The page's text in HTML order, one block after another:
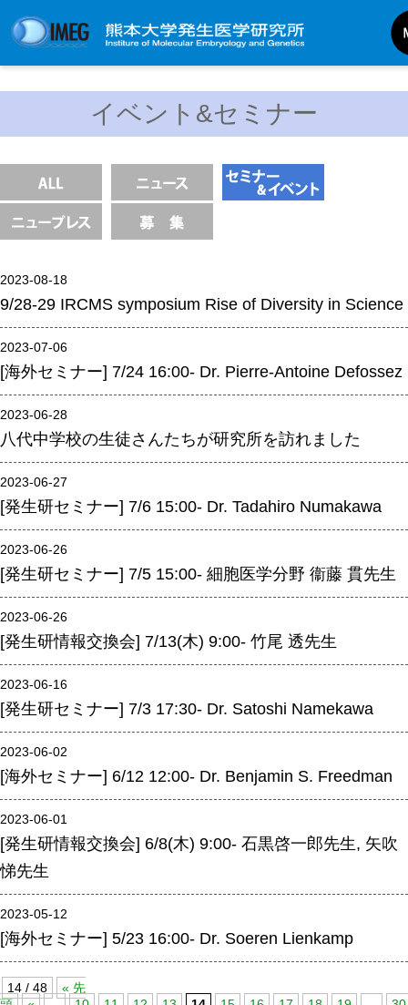
基本目標と基本方針
発生研の歴史
外部評価
パンフレット
研究不正防止対策
災害対策
男女共同参画事業
年報
研究分野紹介
細胞医学分野
損傷修復分野
多能性幹細胞分野
組織幹細胞分野
幹細胞誘導分野
胎盤発生分野
腎臓発生分野
生殖発生分野
入学・求人案内
入学者案内
イベント&セミナー
2023-08-18
9/28-29 IRCMS symposium Rise of Diversity in Science
2023-07-06
[海外セミナー] 7/24 16:00- Dr. Pierre-Antoine Defossez
2023-06-28
八代中学校の生徒さんたちが研究所を訪れました
2023-06-27
[発生研セミナー] 7/6 15:00- Dr. Tadahiro Numakawa
2023-06-26
[発生研セミナー] 7/5 15:00- 細胞医学分野 衞藤 貫先生
2023-06-26
[発生研情報交換会] 7/13(木) 9:00- 竹尾 透先生
2023-06-16
[発生研セミナー] 7/3 17:30- Dr. Satoshi Namekawa
2023-06-02
[海外セミナー] 6/12 12:00- Dr. Benjamin S. Freedman
2023-06-01
[発生研情報交換会] 6/8(木) 9:00- 石黒啓一郎先生, 矢吹
悌先生
2023-05-12
[海外セミナー] 5/23 16:00- Dr. Soeren Lienkamp
14 / 48
« 先